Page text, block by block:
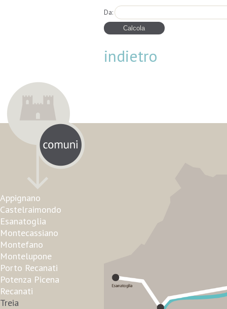
Da:
indietro
Appignano
Castelraimondo
Esanatoglia
Montecassiano
Montefano
Montelupone
Porto Recanati
Potenza Picena
Recanati
Treia